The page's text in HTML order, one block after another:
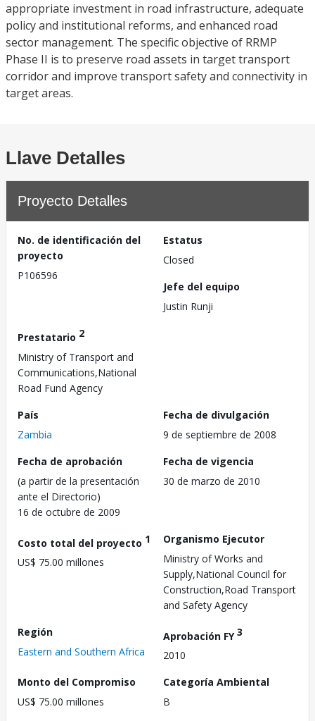
appropriate investment in road infrastructure, adequate
policy and institutional reforms, and enhanced road
sector management. The specific objective of RRMP
Phase II is to preserve road assets in target transport
corridor and improve transport safety and connectivity in
target areas.
Llave Detalles
Proyecto Detalles
No. de identificación del
proyecto
P106596
Estatus
Closed
Jefe del equipo
Justin Runji
Prestatario 2
Ministry of Transport and
Communications,National
Road Fund Agency
País
Zambia
Fecha de divulgación
9 de septiembre de 2008
Fecha de aprobación
(a partir de la presentación
ante el Directorio)
16 de octubre de 2009
Fecha de vigencia
30 de marzo de 2010
Costo total del proyecto 1
US$ 75.00 millones
Organismo Ejecutor
Ministry of Works and
Supply,National Council for
Construction,Road Transport
and Safety Agency
Región
Eastern and Southern Africa
Aprobación FY3
2010
Monto del Compromiso
US$ 75.00 millones
Categoría Ambiental
B